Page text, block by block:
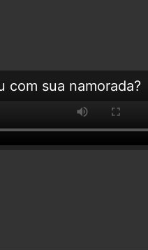
com sua namorada?